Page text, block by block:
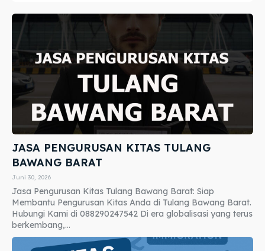
JASA PENGURUSAN KITAS TULANG
BAWANG BARAT
Juni 30, 2026
Jasa Pengurusan Kitas Tulang Bawang Barat: Siap
Membantu Pengurusan Kitas Anda di Tulang Bawang Barat.
Hubungi Kami di 088290247542 Di era globalisasi yang terus
berkembang,...